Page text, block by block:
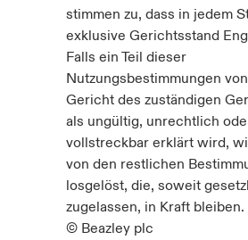
stimmen zu, dass in jedem
exklusive Gerichtsstand
Falls ein Teil dieser
Nutzungsbestimmungen
Gericht des zuständigen
als ungültig, unrechtlich
vollstreckbar erklärt wird,
von den restlichen
losgelöst, die, soweit
zugelassen, in Kraft bleiben.
© Beazley plc